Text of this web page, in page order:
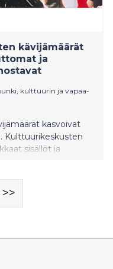
kävijämäärät
ja
kulttuurin ja vapaa-
kasvoivat
Kulttuurikeskusten
sisällöt ja
>>